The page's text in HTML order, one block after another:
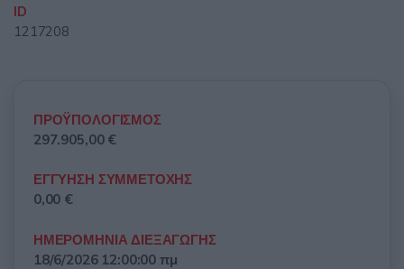
ID
1217208
ΠΡΟΫΠΟΛΟΓΙΣΜΟΣ
297.905,00 €
ΕΓΓΥΗΣΗ ΣΥΜΜΕΤΟΧΗΣ
0,00 €
ΗΜΕΡΟΜΗΝΙΑ ΔΙΕΞΑΓΩΓΗΣ
18/6/2026 12:00:00 πμ